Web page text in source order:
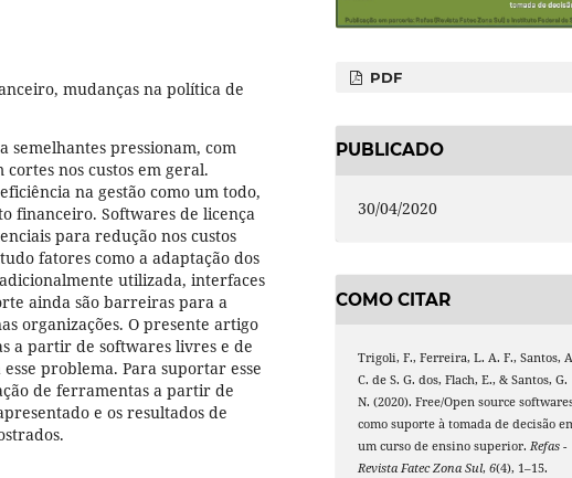
mudanças na política de
semelhantes pressionam, com
nos custos em geral.
na gestão como um todo,
financeiro. Softwares de licença
para redução nos custos
fatores como a adaptação dos
utilizada, interfaces
ainda são barreiras para a
organizações. O presente artigo
a partir de softwares livres e de
problema. Para suportar esse
de ferramentas a partir de
e os resultados de
PDF
PUBLICADO
30/04/2020
COMO CITAR
Trigoli, F., Ferreira, L. A. F., Santos,
C. de S. G. dos, Flach, E., & Santos, G.
N. (2020). Free/Open source
como suporte à tomada de decisão
um curso de ensino superior.Refas -
Revista Fatec Zona Sul,6(4), 1–15.